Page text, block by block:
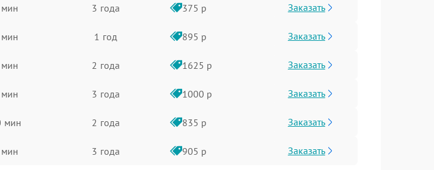
3 года 375 р Заказать
1 год 895 р Заказать
2 года 1625 р Заказать
3 года 1000 р Заказать
мин 2 года 835 р Заказать
3 года 905 р Заказать